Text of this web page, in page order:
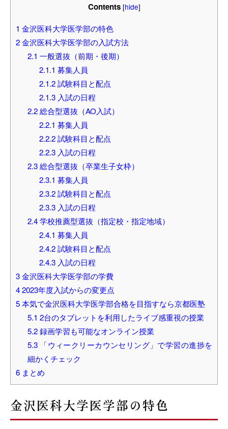
Contents [hide]
1 金沢医科大学医学部の特色
2金沢医科大学医学部の入試方法
2.1 一般選抜（前期・後期）
2.1.1 募集人員
2.1.2試験科目と配点
2.1.3入試の日程
2.2総合型選抜（AO入試）
2.2.1 募集人員
2.2.2試験科目と配点
2.2.3入試の日程
2.3総合型選抜（卒業生子女枠）
2.3.1 募集人員
2.3.2試験科目と配点
2.3.3入試の日程
2.4学校推薦型選抜（指定校・指定地域）
2.4.1 募集人員
2.4.2試験科目と配点
2.4.3入試の日程
3金沢医科大学医学部の学費
42023年度入試からの変更点
5本気で金沢医科大学医学部合格を目指すなら京都医塾
5.1 2台のタブレットを利用したライブ感重視の授業
5.2録画学習も可能なオンライン授業
5.3「ウィークリーカウンセリング」で学習の進捗を
細かくチェック
6 まとめ
金沢医科大学医学部の特色